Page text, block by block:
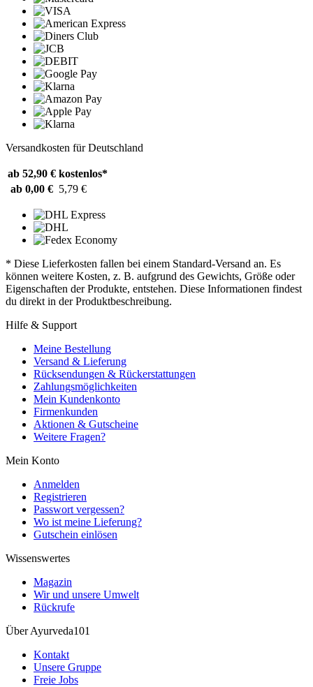
Versandkosten für Deutschland
ab 52,90 € kostenlos*
ab 0,00 € 5,79 €
* Diese Lieferkosten fallen bei einem Standard-Versand an. Es
können weitere Kosten, z. B. aufgrund des Gewichts, Größe oder
Eigenschaften der Produkte, entstehen. Diese Informationen findest
du direkt in der Produktbeschreibung.
Hilfe & Support
Meine Bestellung
Versand & Lieferung
Rücksendungen & Rückerstattungen
Zahlungsmöglichkeiten
Mein Kundenkonto
Firmenkunden
Aktionen & Gutscheine
Weitere Fragen?
Mein Konto
Anmelden
Registrieren
Passwort vergessen?
Wo ist meine Lieferung?
Gutschein einlösen
Wissenswertes
Magazin
Wir und unsere Umwelt
Rückrufe
Über Ayurveda101
Kontakt
Unsere Gruppe
Freie Jobs